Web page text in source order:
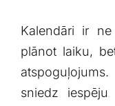
Kalendāri ir
plānot laiku,
sniedz